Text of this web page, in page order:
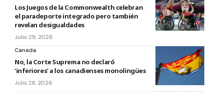
Los Juegos de la Commonwealth celebran
el paradeporte integrado pero también
revelan desigualdades
Julio 29, 2026
Canada
No, la Corte Suprema no declaró
‘inferiores’ a los canadienses monolingües
Julio 28, 2026